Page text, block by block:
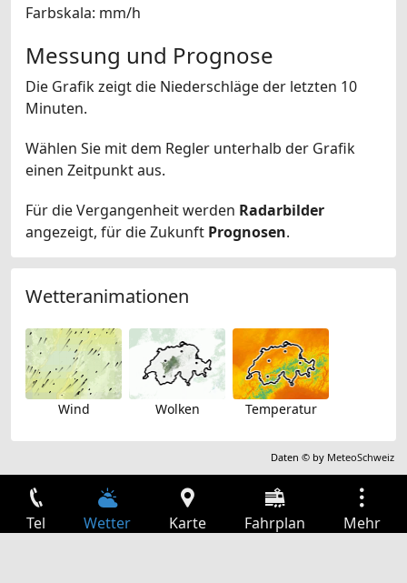
Farbskala: mm/h
Messung und Prognose
Die Grafik zeigt die Niederschläge der letzten 10
Minuten.
Wählen Sie mit dem Regler unterhalb der Grafik
einen Zeitpunkt aus.
Für die Vergangenheit werden Radarbilder
angezeigt, für die Zukunft Prognosen.
Wetteranimationen
Wind Wolken Temperatur
Daten © by MeteoSchweiz
Tel Wetter Karte Fahrplan Mehr